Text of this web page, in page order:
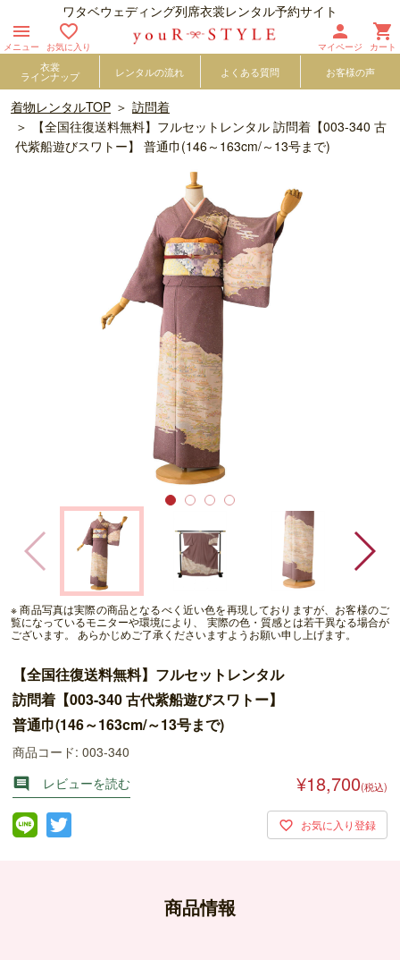
ワタベウェディング列席衣裳レンタル予約サイト

メニュー

お気に入り

マイページ

カート
衣裳
ラインナップ レンタルの流れ よくある質問 お客様の声
着物レンタルTOP
訪問着
【全国往復送料無料】フルセットレンタル 訪問着【003-340 古
代紫船遊びスワトー】 普通巾(146～163cm/～13号まで)
※ 商品写真は実際の商品となるべく近い色を再現しておりますが、お客様のご
覧になっているモニターや環境により、 実際の色・質感とは若干異なる場合が
ございます。 あらかじめご了承くださいますようお願い申し上げます。
【全国往復送料無料】フルセットレンタル
訪問着【003-340 古代紫船遊びスワトー】
普通巾(146～163cm/～13号まで)
商品コード: 003-340

レビューを読む ¥18,700(税込)
商品情報